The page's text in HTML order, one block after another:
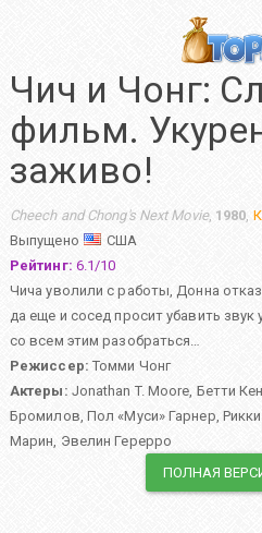
Чич и Чонг:
фильм.
заживо!
Cheech and Chong's Next Movie, 1980,
Выпущено
США
Рейтинг: 6.1/10
Чича уволили с работы, Донна
да еще и сосед просит убавить звук
со всем этим разобраться…
Режиссер: Томми Чонг
Актеры: Jonathan T. Moore, Бетти
Бромилов, Пол «Муси» Гарнер,
Марин, Эвелин Герерро
ПОЛНАЯ